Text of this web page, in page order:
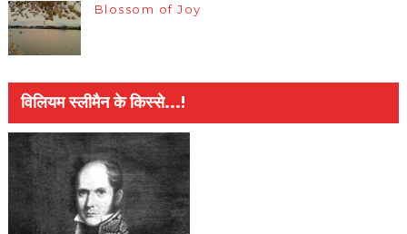
Blossom of Joy
विलियम स्लीमैन के किस्से...!